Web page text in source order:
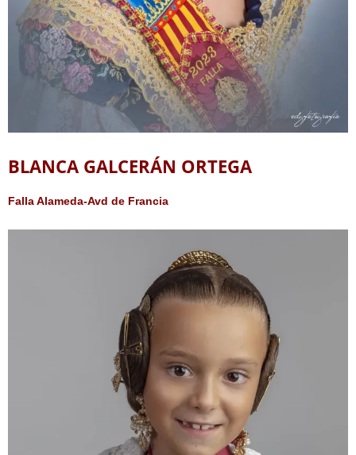
BLANCA GALCERÁN ORTEGA
Falla Alameda-Avd de Francia